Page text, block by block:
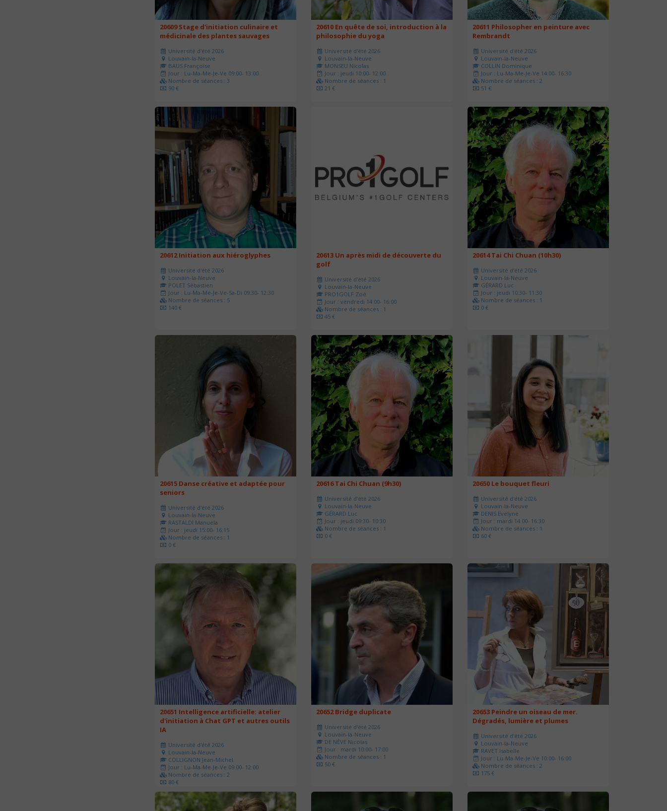
20609 Stage d'initiation culinaire et
médicinale des plantes sauvages
Université d'été 2026
Louvain-la-Neuve
BAUS Françoise
Jour : Lu-Ma-Me-Je-Ve 09:00- 13:00
Nombre de séances : 3
90 €
20610 En quête de soi, introduction à la
philosophie du yoga
Université d'été 2026
Louvain-la-Neuve
MONSEU Nicolas
Jour : jeudi 10:00- 12:00
Nombre de séances : 1
21 €
20611 Philosopher en peinture avec
Rembrandt
Université d'été 2026
Louvain-la-Neuve
COLLIN Dominique
Jour : Lu-Ma-Me-Je-Ve 14:00- 16:30
Nombre de séances : 2
51 €
20612 Initiation aux hiéroglyphes
Université d'été 2026
Louvain-la-Neuve
POLET Sébastien
Jour : Lu-Ma-Me-Je-Ve-Sa-Di 09:30- 12:30
Nombre de séances : 5
140 €
20613 Un après midi de découverte du
golf
Université d'été 2026
Louvain-la-Neuve
PRO1GOLF Zoé
Jour : vendredi 14:00- 16:00
Nombre de séances : 1
45 €
20614 Tai Chi Chuan (10h30)
Université d'été 2026
Louvain-la-Neuve
GÉRARD Luc
Jour : jeudi 10:30- 11:30
Nombre de séances : 1
0 €
20615 Danse créative et adaptée pour
seniors
Université d'été 2026
Louvain-la-Neuve
RASTALDI Manuela
Jour : jeudi 15:00- 16:15
Nombre de séances : 1
0 €
20616 Tai Chi Chuan (9h30)
Université d'été 2026
Louvain-la-Neuve
GÉRARD Luc
Jour : jeudi 09:30- 10:30
Nombre de séances : 1
0 €
20650 Le bouquet fleuri
Université d'été 2026
Louvain-la-Neuve
DENIS Evelyne
Jour : mardi 14:00- 16:30
Nombre de séances : 1
60 €
20651 Intelligence artificielle: atelier
d'initiation à Chat GPT et autres outils
IA
Université d'été 2026
Louvain-la-Neuve
COLLIGNON Jean-Michel
Jour : Lu-Ma-Me-Je-Ve 09:00- 12:00
Nombre de séances : 2
80 €
20652 Bridge duplicate
Université d'été 2026
Louvain-la-Neuve
DE NÈVE Nicolas
Jour : mardi 10:00- 17:00
Nombre de séances : 1
50 €
20653 Peindre un oiseau de mer.
Dégradés, lumière et plumes
Université d'été 2026
Louvain-la-Neuve
RAVET Isabelle
Jour : Lu-Ma-Me-Je-Ve 10:00- 16:00
Nombre de séances : 2
175 €